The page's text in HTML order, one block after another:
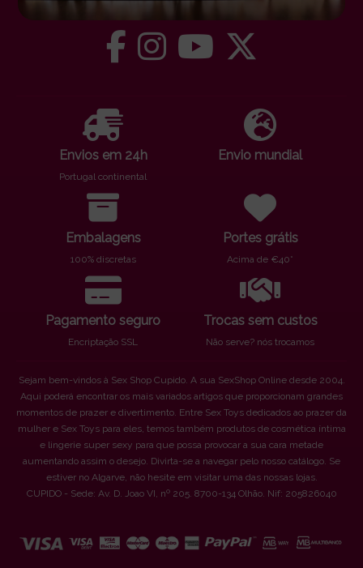
Envios em 24h
Portugal continental
Envio mundial
Embalagens
100% discretas
Portes grátis
Acima de €40*
Pagamento seguro
Encriptação SSL
Trocas sem custos
Não serve? nós trocamos
Sejam bem-vindos à Sex Shop Cupido. A sua SexShop Online desde 2004.
Aqui poderá encontrar os mais variados artigos que proporcionam grandes
momentos de prazer e divertimento. Entre Sex Toys dedicados ao prazer da
mulher e Sex Toys para eles, temos também produtos de cosmética íntima
e lingerie super sexy para que possa provocar a sua cara metade
aumentando assim o desejo. Divirta-se a navegar pelo nosso catálogo. Se
estiver no Algarve, não hesite em visitar uma das nossas lojas.
CUPIDO - Sede: Av. D. Joao VI, nº 205. 8700-134 Olhão. Nif: 205826040